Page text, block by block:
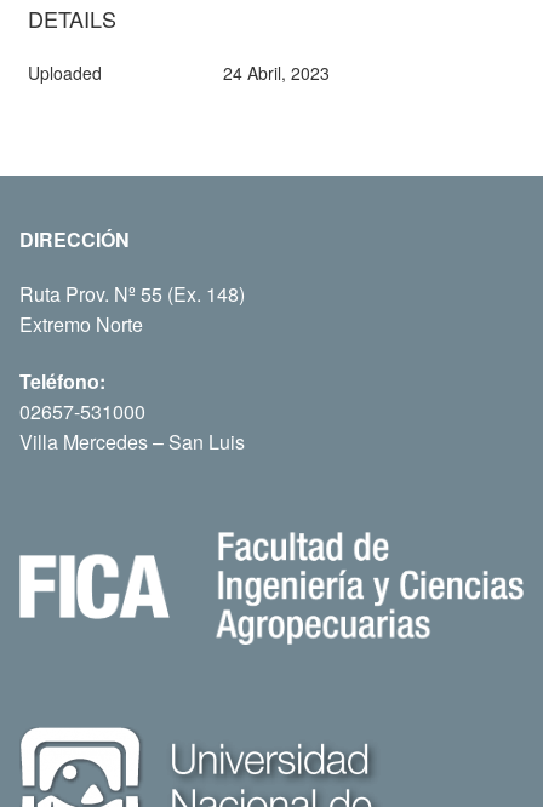
DETAILS
Uploaded 24 Abril, 2023
DIRECCIÓN
Ruta Prov. Nº 55 (Ex. 148)
Extremo Norte
Teléfono:
02657-531000
Villa Mercedes – San Luis